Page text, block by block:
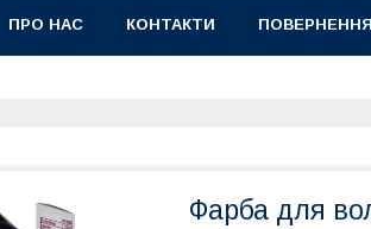
ПРО НАС КОНТАКТИ
Фарба для